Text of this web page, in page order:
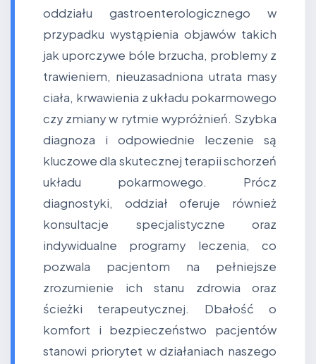
oddziału gastroenterologicznego w
przypadku wystąpienia objawów takich
jak uporczywe bóle brzucha, problemy z
trawieniem, nieuzasadniona utrata masy
ciała, krwawienia z układu pokarmowego
czy zmiany w rytmie wypróżnień. Szybka
diagnoza i odpowiednie leczenie są
kluczowe dla skutecznej terapii schorzeń
układu pokarmowego. Prócz
diagnostyki, oddział oferuje również
konsultacje specjalistyczne oraz
indywidualne programy leczenia, co
pozwala pacjentom na pełniejsze
zrozumienie ich stanu zdrowia oraz
ścieżki terapeutycznej. Dbałość o
komfort i bezpieczeństwo pacjentów
stanowi priorytet w działaniach naszego